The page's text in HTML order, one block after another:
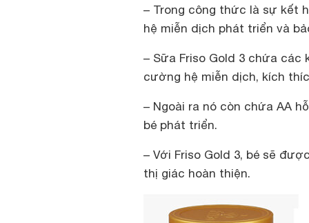
– Trong công thức là sự kết
hệ miễn dịch phát triển và
– Sữa Friso Gold 3 chứa các
cường hệ miễn dịch, kích
– Ngoài ra nó còn chứa AA
bé phát triển.
– Với Friso Gold 3, bé sẽ
thị giác hoàn thiện.